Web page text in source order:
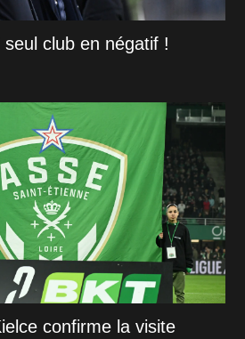
club en négatif !
confirme la visite